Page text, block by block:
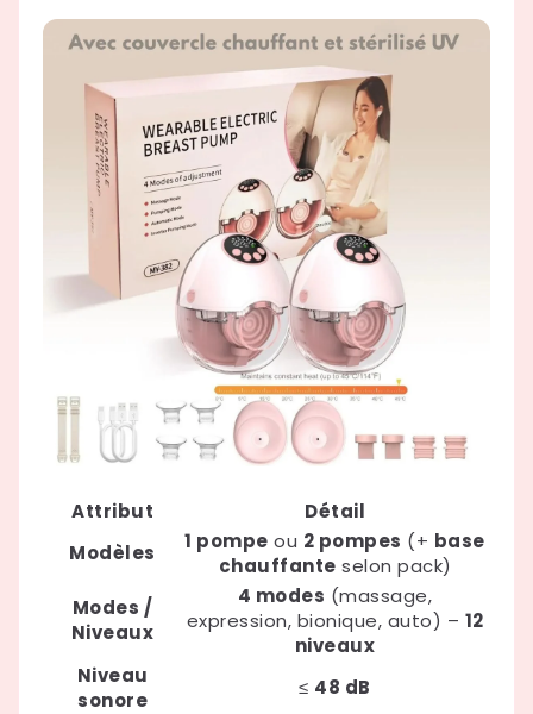
Attribut
Détail
Modèles
1 pompe ou 2 pompes (+ base
chauffante selon pack)
Modes /
Niveaux
4 modes (massage,
expression, bionique, auto) – 12
niveaux
Niveau
sonore
≤ 48 dB